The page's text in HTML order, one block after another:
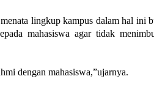
lingkup kampus dalam hal ini
mahasiswa agar tidak
dengan mahasiswa,”ujarnya.